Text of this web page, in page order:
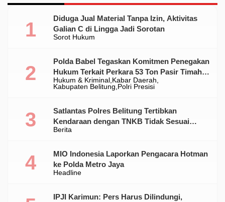
Sorot Hukum
Diduga Jual Material Tanpa Izin, Aktivitas
Galian C di Lingga Jadi Sorotan
Hukum & Kriminal Kabar Daerah
Kabupaten Belitung Polri Presisi
Polda Babel Tegaskan Komitmen Penegakan
Hukum Terkait Perkara 53 Ton Pasir Timah
Ilegal Di Belitung
Berita
Satlantas Polres Belitung Tertibkan
Kendaraan dengan TNKB Tidak Sesuai
Standar
Headline
MIO Indonesia Laporkan Pengacara Hotman
ke Polda Metro Jaya
IPJI Karimun: Pers Harus Dilindungi,